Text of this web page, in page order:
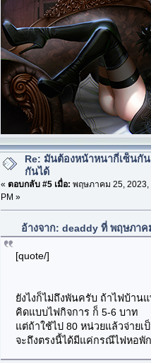
Re: มันต้องหน้าหนากี่เซ็นกั
กันได้
« ตอบกลับ #5 เมื่อ: พฤษภาคม 25, 2023,
PM »
อ้างจาก: deaddy ที่ พฤษภาค
[quote/]
ยังไงก็ไม่ถึงพันครับ ถ้าไฟบ้าน
คิดแบบไฟกิจการ ก็ 5-6 บาท
แต่ถ้าใช้ไป 80 หน่วยแล้วจ่าย
จะถึงตรงนี้ได้มีแค่กรณีไฟหอพั